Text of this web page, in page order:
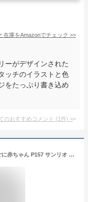
在庫をAmazonでチェック >>
ーがデザインされた
ッチのイラストと色
をたっぷり書き込め
のおすすめコメント (1件) >
出産祝いカード メロディカード ゆりかごに赤ちゃん P157 サンリオ 立体カード 電池交換可能 オルゴールカード グリーティングカード お誕生お祝い